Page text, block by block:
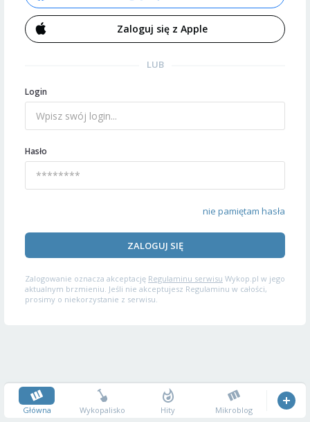
Zaloguj się z Apple
LUB
Login
Hasło
nie pamiętam hasła
ZALOGUJ SIĘ
Zalogowanie oznacza akceptację Regulaminu serwisu Wykop.pl w jego
aktualnym brzmieniu. Jeśli nie akceptujesz Regulaminu w całości,
prosimy o niekorzystanie z serwisu.
Główna Wykopalisko Hity Mikroblog